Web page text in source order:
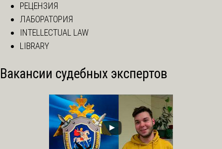
РЕЦЕНЗИЯ
ЛАБОРАТОРИЯ
INTELLECTUAL LAW
LIBRARY
Вакансии судебных экспертов